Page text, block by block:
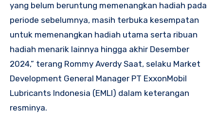
yang belum beruntung memenangkan hadiah pada
periode sebelumnya, masih terbuka kesempatan
untuk memenangkan hadiah utama serta ribuan
hadiah menarik lainnya hingga akhir Desember
2024,” terang Rommy Averdy Saat, selaku Market
Development General Manager PT ExxonMobil
Lubricants Indonesia (EMLI) dalam keterangan
resminya.